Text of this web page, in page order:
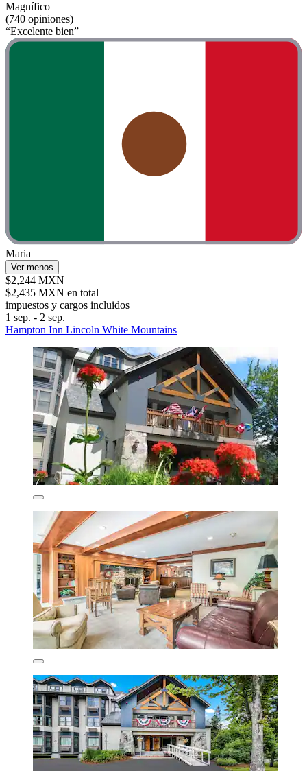
Magnífico
(740 opiniones)
“Excelente bien”
Maria
Ver menos
$2,244 MXN
$2,435 MXN en total
impuestos y cargos incluidos
1 sep. - 2 sep.
Hampton Inn Lincoln White Mountains